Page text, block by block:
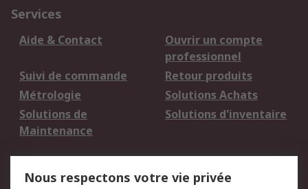
Services
Aide & Contact
Ouvrir un compte
professionnel
Suivi de commande
Retour produits
Métrologie
Solutions Achats
Solutions de
Maintenance
Solutions d'inventaire
Nous respectons votre vie privée